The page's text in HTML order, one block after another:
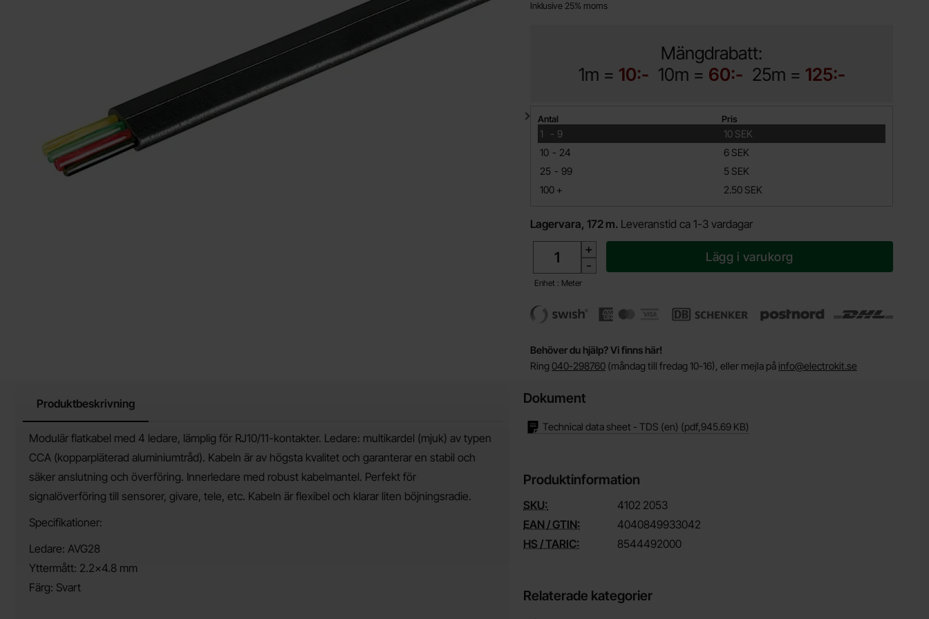
Inklusive 25% moms
Mängdrabatt:
1m = 10:- 10m = 60:- 25m = 125:-
Mängdrabatt
Antal Pris
1 -
till 9
10 SEK
10 -
till 24
6 SEK
25 -
till 99
5 SEK
100 +
till 2.50 SEK
Lagervara, 172 m. Leveranstid ca 1-3 vardagar
+
-
Enhet : Meter
Lägg i varukorg
Behöver du hjälp? Vi finns här!
Ring 040-298760 (måndag till fredag 10-16), eller mejla på info@electrokit.se
Produktbeskrivning
Produktbeskrivning
Modulär flatkabel med 4 ledare, lämplig för RJ10/11-kontakter. Ledare: multikardel (mjuk) av typen
CCA (kopparpläterad aluminiumtråd). Kabeln är av högsta kvalitet och garanterar en stabil och
säker anslutning och överföring. Innerledare med robust kabelmantel. Perfekt för
signalöverföring till sensorer, givare, tele, etc. Kabeln är flexibel och klarar liten böjningsradie.
Specifikationer:
Ledare: AVG28
Yttermått: 2.2x4.8 mm
Färg: Svart
Dokument
Technical data sheet - TDS (en) (pdf,945.69 KB)
Produktinformation
SKU: 4102 2053
EAN / GTIN:
4040849933042
HS / TARIC:
8544492000
Relaterade kategorier